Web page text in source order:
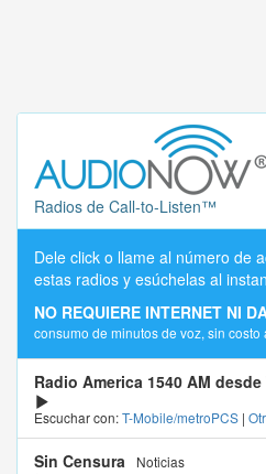
Radios de Call-to-Listen™
Dele click o llame al número de
estas radios y esúchelas al
NO REQUIERE INTERNET NI
consumo de minutos de voz, sin costo
Radio America 1540 AM
Escuchar con:T-Mobile/metroPCS |
Sin Censura
Noticias